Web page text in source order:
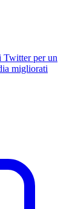
Twitter per un
migliorati